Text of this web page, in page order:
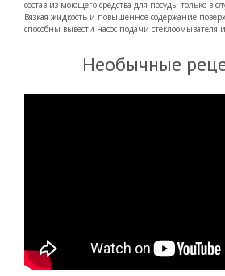
состав из моющего средства для посуды только в
Вязкая жидкость и повышенное содержание
способны вывести насос подачи стеклоомывателя
Необычные